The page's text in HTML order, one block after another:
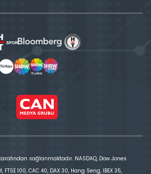
sağlanmaktadır. NASDAQ, Dow Jones
100, CAC 40, DAX 30, Hang Seng, IBEX 35,